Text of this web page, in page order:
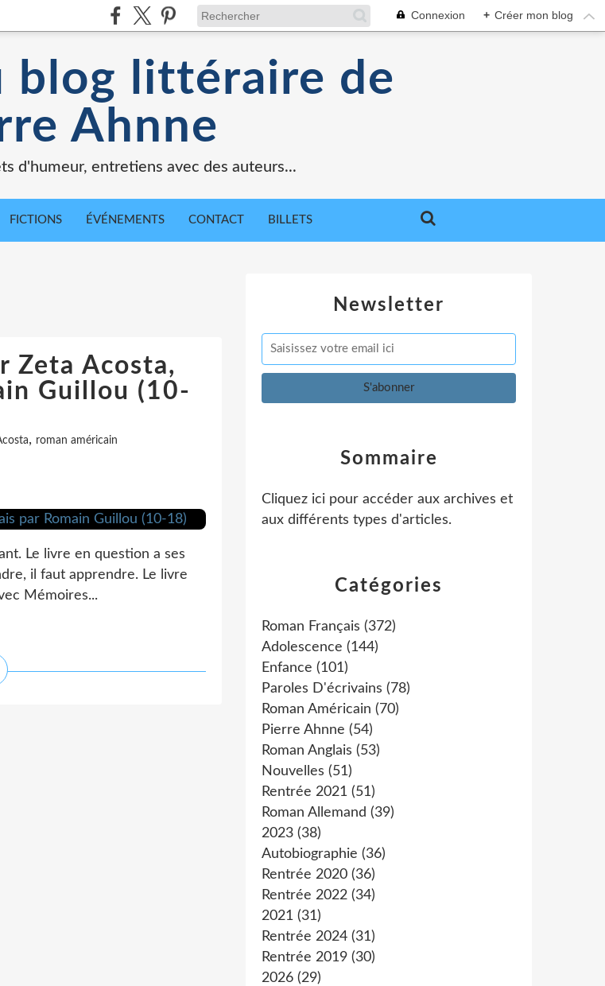
Connexion + Créer mon blog
blog littéraire de
Ahnne
d'humeur, entretiens avec des auteurs...
FICTIONS ÉVÉNEMENTS CONTACT BILLETS
Zeta Acosta,
Guillou (10-
, roman américain
Le livre en question a ses
il faut apprendre. Le livre
Mémoires...
Newsletter
Catégories
Roman Français (372)
Adolescence (144)
Enfance (101)
Paroles D'écrivains (78)
Roman Américain (70)
Pierre Ahnne (54)
Roman Anglais (53)
Nouvelles (51)
Rentrée 2021 (51)
Roman Allemand (39)
2023 (38)
Autobiographie (36)
Rentrée 2020 (36)
Rentrée 2022 (34)
2021 (31)
Rentrée 2024 (31)
Rentrée 2019 (30)
2026 (29)
Sommaire
Cliquez ici pour accéder aux archives et
aux différents types d'articles.